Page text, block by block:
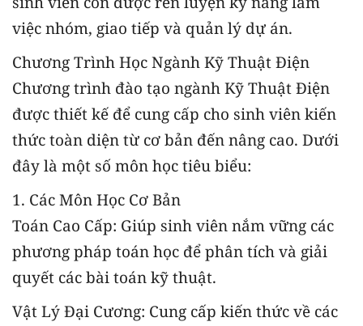
việc nhóm, giao tiếp và quản lý dự án.
Chương Trình Học Ngành Kỹ Thuật Điện
Chương trình đào tạo ngành Kỹ Thuật Điện
được thiết kế để cung cấp cho sinh viên kiến
thức toàn diện từ cơ bản đến nâng cao. Dưới
đây là một số môn học tiêu biểu:
1. Các Môn Học Cơ Bản
Toán Cao Cấp: Giúp sinh viên nắm vững các
phương pháp toán học để phân tích và giải
quyết các bài toán kỹ thuật.
Vật Lý Đại Cương: Cung cấp kiến thức về các